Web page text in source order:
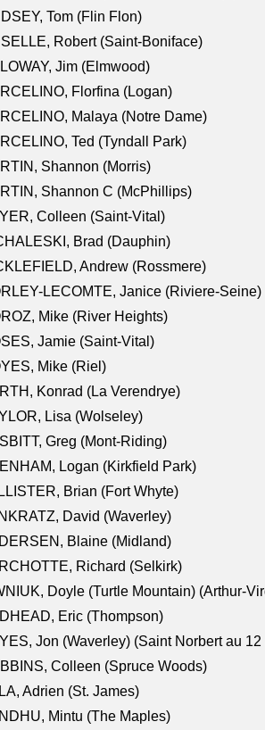
Tom (Flin Flon)
Robert (Saint-Boniface)
Jim (Elmwood)
Florfina (Logan)
Malaya (Notre Dame)
Ted (Tyndall Park)
Shannon (Morris)
Shannon C (McPhillips)
Colleen (Saint-Vital)
Brad (Dauphin)
Andrew (Rossmere)
LECOMTE, Janice (Riviere-Seine)
Mike (River Heights)
Jamie (Saint-Vital)
Mike (Riel)
Konrad (La Verendrye)
Lisa (Wolseley)
Greg (Mont-Riding)
Logan (Kirkfield Park)
Brian (Fort Whyte)
David (Waverley)
Blaine (Midland)
Richard (Selkirk)
Doyle (Turtle Mountain) (Arthur-
Eric (Thompson)
Jon (Waverley) (Saint Norbert au
Colleen (Spruce Woods)
Adrien (St. James)
Mintu (The Maples)